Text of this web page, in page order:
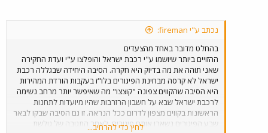
נכתב ע"י fireman:
בהחלט מדובר באחד מהצעדים
ההזויים ביותר שיושמו ע"י רכבת ישראל והופלצו ע"י ועדת החקירה
שאני תוהה את מה בדיוק היא חקרה. הסיבה היחידה שבגללה רכבת
ישראל לא קרסה מבחינת הפיגורים בלו"ז בעקבות הורדת המהירות
היא הסיבה שהקווים צפונה "קוצצו" מה שאיפשר יותר מרחב נשימה
לרכבת ישראל שבא על חשבון הרזרבות שהיו מיועדות לתחנות
הראשונות בקווים מצפון לדרום ככל הנראה. זו גם הסיבה שבקו לבאר
שבע הפיגורים נשארו אותם פיגורים. לאחר התגובה של גולשת
לחץ כדי להרחיב...